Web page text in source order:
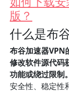
版？
什么是布
布谷加速器VPN
修改软件源代码
功能或绕过限制。
安全性、稳定性